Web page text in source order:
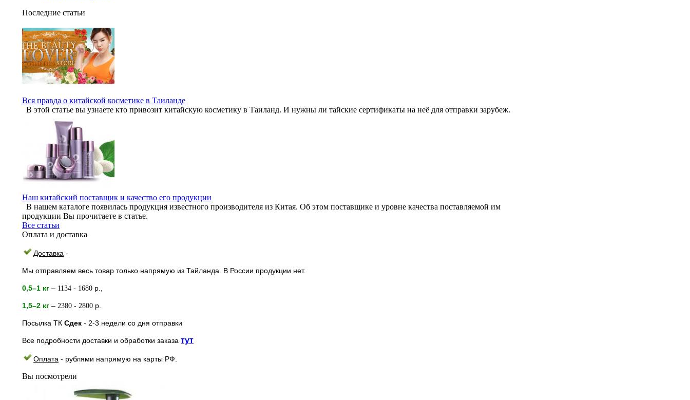
Последние статьи
Вся правда о китайской косметике в Таиланде
В этой статье вы узнаете кто привозит китайскую косметику в Таиланд. И нужны ли тайские сертификаты на неё для отправки зарубеж.
Наш китайский поставщик и качество его продукции
В нашем каталоге появилась продукция известного производителя из Китая. Об этом поставщике и уровне качества поставляемой им
продукции Вы прочитаете в статье.
Все статьи
Оплата и доставка
Доставка -
Мы отправляем весь товар только напрямую из Тайланда. В России продукции нет.
0,5–1 кг – 1134 - 1680 р.,
1,5–2 кг – 2380 - 2800 р.
Посылка ТК Сдек - 2-3 недели со дня отправки
Все подробности доставки и обработки заказа тут
Оплата - рублями напрямую на карты РФ.
Вы посмотрели